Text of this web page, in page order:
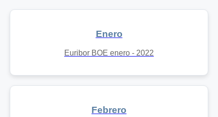
Enero
Euribor BOE enero - 2022
Febrero